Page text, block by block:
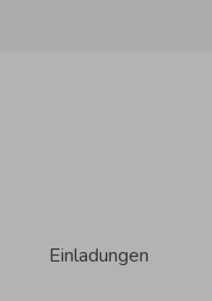
Einladungen